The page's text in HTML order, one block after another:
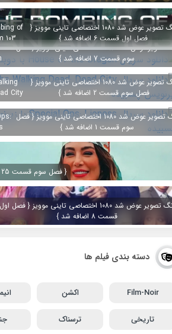
تگ تصویر عوض شد 1080 اختصاصی تاینی موویز {
فصل اول قسمت 6 اضافه شد }
of
103
تگ تصویر عوض شد 1080 اختصاصی تاینی موویز { فصل
سوم قسمت 7 اضافه شد }
تگ تصویر عوض شد 1080 اختصاصی تاینی موویز {
فصل سوم قسمت 2 اضافه شد }
City
تگ تصویر عوض شد 1080 اختصاصی تاینی موویز { فصل
سوم قسمت 1 اضافه شد }
{ فصل سوم قسمت 25 اضافه شد }
تگ تصویر عوض شد 1080 اختصاصی تاینی موویز { فصل اول
قسمت 8 اضافه شد }
دسته بندی فیلم ها
Film-Noir اکشن
تاریخی ترسناک